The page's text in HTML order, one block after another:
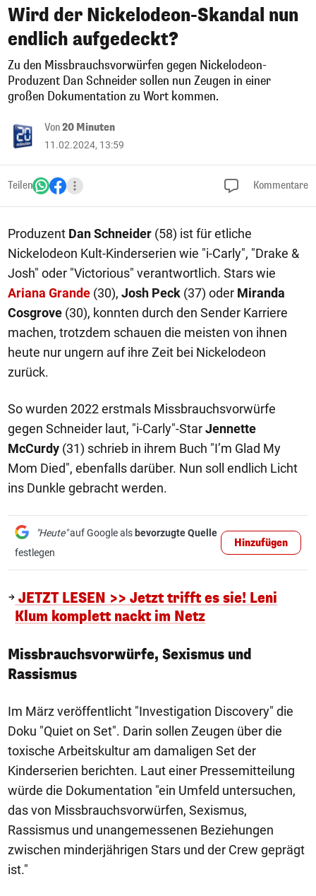
Wird der Nickelodeon-Skandal nun
endlich aufgedeckt?
Zu den Missbrauchsvorwürfen gegen Nickelodeon-
Produzent Dan Schneider sollen nun Zeugen in einer
großen Dokumentation zu Wort kommen.
Von20 Minuten
11.02.2024, 13:59
Teilen Kommentare
Produzent Dan Schneider (58) ist für etliche
Nickelodeon Kult-Kinderserien wie "i-Carly", "Drake &
Josh" oder "Victorious" verantwortlich. Stars wie
Ariana Grande (30), Josh Peck (37) oder Miranda
Cosgrove (30), konnten durch den Sender Karriere
machen, trotzdem schauen die meisten von ihnen
heute nur ungern auf ihre Zeit bei Nickelodeon
zurück.
So wurden 2022 erstmals Missbrauchsvorwürfe
gegen Schneider laut, "i-Carly"-StarJennette
McCurdy (31) schrieb in ihrem Buch "I’m Glad My
Mom Died", ebenfalls darüber. Nun soll endlich Licht
ins Dunkle gebracht werden.
"Heute"auf Google als bevorzugte Quelle
festlegen
Hinzufügen
JETZT LESEN >> Jetzt trifft es sie! Leni
Klum komplett nackt im Netz
Missbrauchsvorwürfe, Sexismus und
Rassismus
Im März veröffentlicht "Investigation Discovery" die
Doku "Quiet on Set". Darin sollen Zeugen über die
toxische Arbeitskultur am damaligen Set der
Kinderserien berichten. Laut einer Pressemitteilung
würde die Dokumentation "ein Umfeld untersuchen,
das von Missbrauchsvorwürfen, Sexismus,
Rassismus und unangemessenen Beziehungen
zwischen minderjährigen Stars und der Crew geprägt
ist."